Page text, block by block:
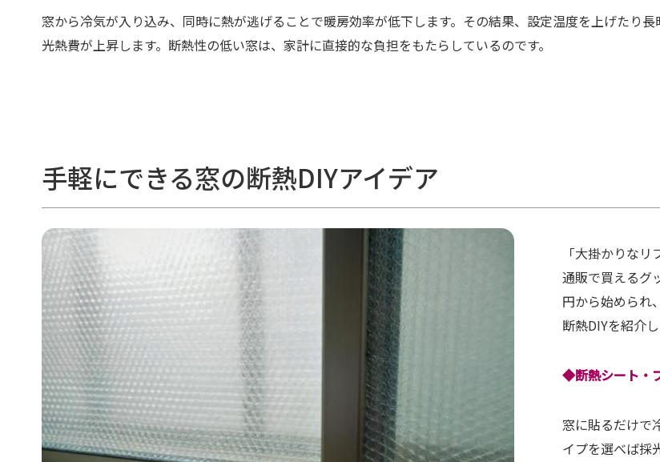
窓から冷気が入り込み、同時に熱が逃げることで暖房効率が低下します。その結果、設定温度を上げたり
光熱費が上昇します。断熱性の低い窓は、家計に直接的な負担をもたらしているのです。
手軽にできる窓の断熱DIYアイデア
「大掛かりな
通販で買えるグ
円から始められ
断熱DIYを紹介し
◆断熱シート・
窓に貼るだけで
イプを選べば採